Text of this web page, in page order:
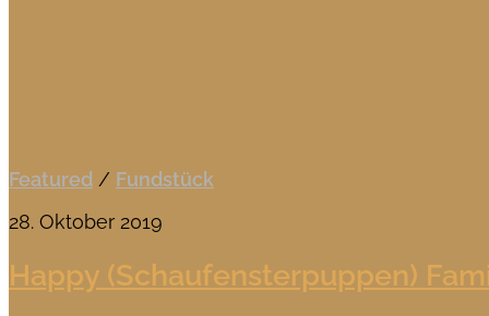
Featured / Fundstück
28. Oktober 2019
Happy (Schaufensterpuppen)